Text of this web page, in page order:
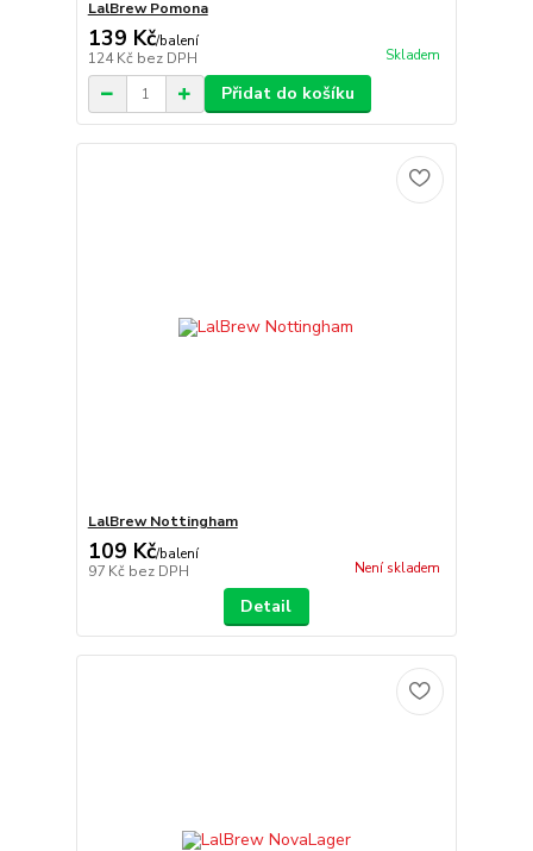
LalBrew Pomona
139 Kč/balení
124 Kč bez DPH Skladem
Přidat do košíku
LalBrew Nottingham
109 Kč/balení
97 Kč bez DPH Není skladem
Detail